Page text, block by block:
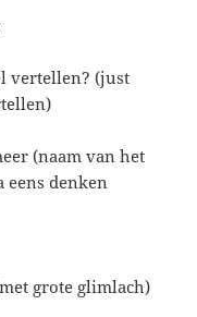
vertellen? (just
(naam van het
denken
grote glimlach)